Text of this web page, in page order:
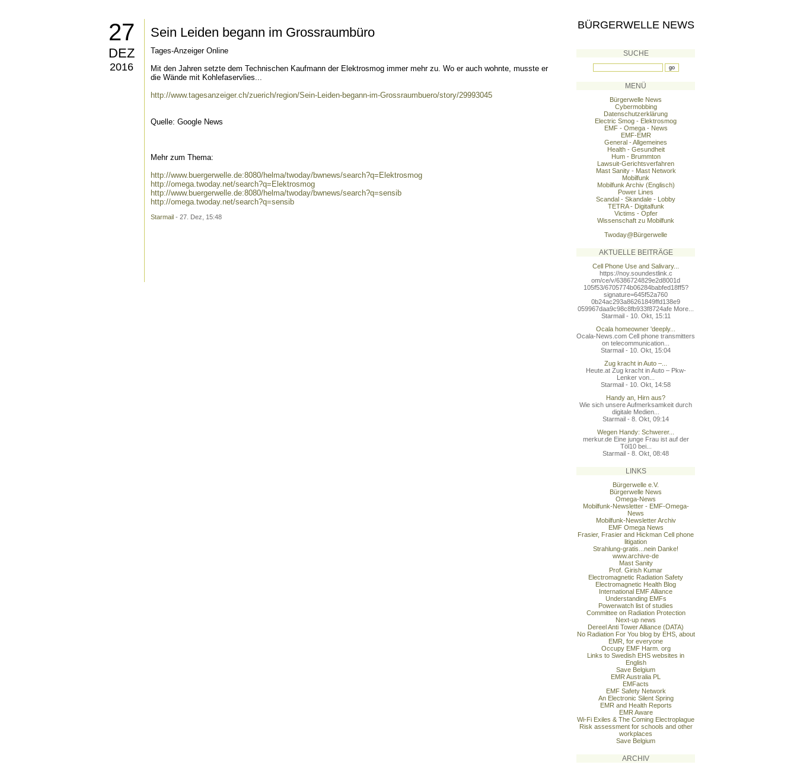
27
DEZ
2016
Sein Leiden begann im Grossraumbüro
Tages-Anzeiger Online
Mit den Jahren setzte dem Technischen Kaufmann der Elektrosmog immer mehr zu. Wo er auch wohnte, musste er
die Wände mit Kohlefaservlies...
http://www.tagesanzeiger.ch/zuerich/region/Sein-Leiden-begann-im-Grossraumbuero/story/29993045
Quelle: Google News
Mehr zum Thema:
http://www.buergerwelle.de:8080/helma/twoday/bwnews/search?q=Elektrosmog
http://omega.twoday.net/search?q=Elektrosmog
http://www.buergerwelle.de:8080/helma/twoday/bwnews/search?q=sensib
http://omega.twoday.net/search?q=sensib
Starmail - 27. Dez, 15:48
BÜRGERWELLE NEWS
SUCHE
MENÜ
Bürgerwelle News
Cybermobbing
Datenschutzerklärung
Electric Smog - Elektrosmog
EMF - Omega - News
EMF-EMR
General - Allgemeines
Health - Gesundheit
Hum - Brummton
Lawsuit-Gerichtsverfahren
Mast Sanity - Mast Network
Mobilfunk
Mobilfunk Archiv (Englisch)
Power Lines
Scandal - Skandale - Lobby
TETRA - Digitalfunk
Victims - Opfer
Wissenschaft zu Mobilfunk
Twoday@Bürgerwelle
AKTUELLE BEITRÄGE
Cell Phone Use and Salivary...
https://noy.soundestlink.c
om/ce/v/6386724829e2d8001d
105f53/6705774b06284babfed18ff5?
signature=645f52a760
0b24ac293a86261849ffd138e9
059967daa9c98c8fb933f8724afe More...
Starmail - 10. Okt, 15:11
Ocala homeowner 'deeply...
Ocala-News.com Cell phone transmitters
on telecommunication...
Starmail - 10. Okt, 15:04
Zug kracht in Auto –...
Heute.at Zug kracht in Auto – Pkw-
Lenker von...
Starmail - 10. Okt, 14:58
Handy an, Hirn aus?
Wie sich unsere Aufmerksamkeit durch
digitale Medien...
Starmail - 8. Okt, 09:14
Wegen Handy: Schwerer...
merkur.de Eine junge Frau ist auf der
Töl10 bei...
Starmail - 8. Okt, 08:48
LINKS
Bürgerwelle e.V.
Bürgerwelle News
Omega-News
Mobilfunk-Newsletter - EMF-Omega-
News
Mobilfunk-Newsletter Archiv
EMF Omega News
Frasier, Frasier and Hickman Cell phone
litigation
Strahlung-gratis...nein Danke!
www.archive-de
Mast Sanity
Prof. Girish Kumar
Electromagnetic Radiation Safety
Electromagnetic Health Blog
International EMF Alliance
Understanding EMFs
Powerwatch list of studies
Committee on Radiation Protection
Next-up news
Dereel Anti Tower Alliance (DATA)
No Radiation For You blog by EHS, about
EMR, for everyone
Occupy EMF Harm. org
Links to Swedish EHS websites in
English
Save Belgium
EMR Australia PL
EMFacts
EMF Safety Network
An Electronic Silent Spring
EMR and Health Reports
EMR Aware
Wi-Fi Exiles & The Coming Electroplague
Risk assessment for schools and other
workplaces
Save Belgium
ARCHIV